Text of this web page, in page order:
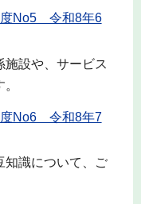
度No5 令和8年6
施設や、サービス
度No6 令和8年7
知識について、ご